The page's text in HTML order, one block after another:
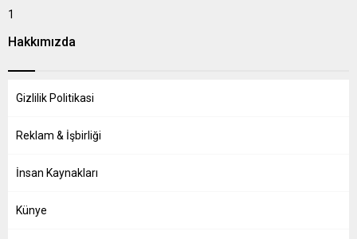
1
Hakkımızda
Gizlilik Politikasi
Reklam & İşbirliği
İnsan Kaynakları
Künye